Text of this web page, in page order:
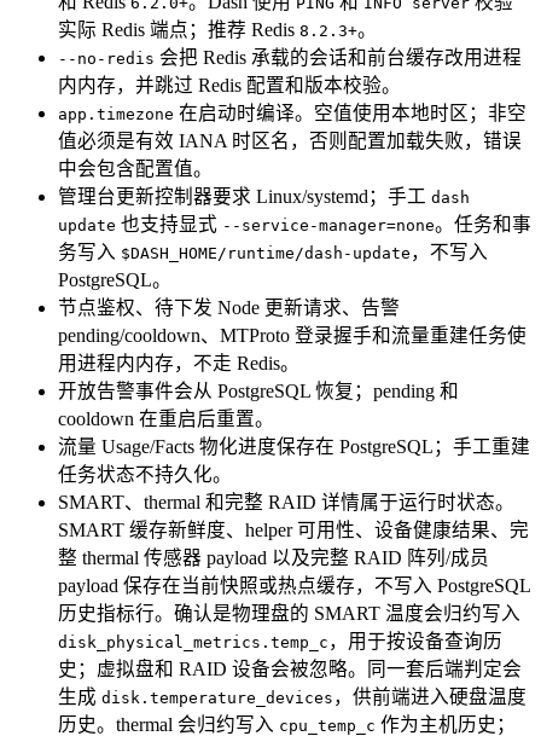
实际 Redis 端点；推荐 Redis 8.2.3+。
--no-redis 会把 Redis 承载的会话和前台缓存改用进程
内内存，并跳过 Redis 配置和版本校验。
app.timezone 在启动时编译。空值使用本地时区；非空
值必须是有效 IANA 时区名，否则配置加载失败，错误
中会包含配置值。
管理台更新控制器要求 Linux/systemd；手工 dash
update 也支持显式 --service-manager=none。任务和事
务写入 $DASH_HOME/runtime/dash-update ，不写入
PostgreSQL。
节点鉴权、待下发 Node 更新请求、告警
pending/cooldown、MTProto 登录握手和流量重建任务使
用进程内内存，不走 Redis。
开放告警事件会从 PostgreSQL 恢复；pending 和
cooldown 在重启后重置。
流量 Usage/Facts 物化进度保存在 PostgreSQL；手工重建
任务状态不持久化。
SMART、thermal 和完整 RAID 详情属于运行时状态。
SMART 缓存新鲜度、helper 可用性、设备健康结果、完
整 thermal 传感器 payload 以及完整 RAID 阵列/成员
payload 保存在当前快照或热点缓存，不写入 PostgreSQL
历史指标行。确认是物理盘的 SMART 温度会归约写入
disk_physical_metrics.temp_c ，用于按设备查询历
史；虚拟盘和 RAID 设备会被忽略。同一套后端判定会
生成 disk.temperature_devices ，供前端进入硬盘温度
历史。thermal 会归约写入 cpu_temp_c 作为主机历史；